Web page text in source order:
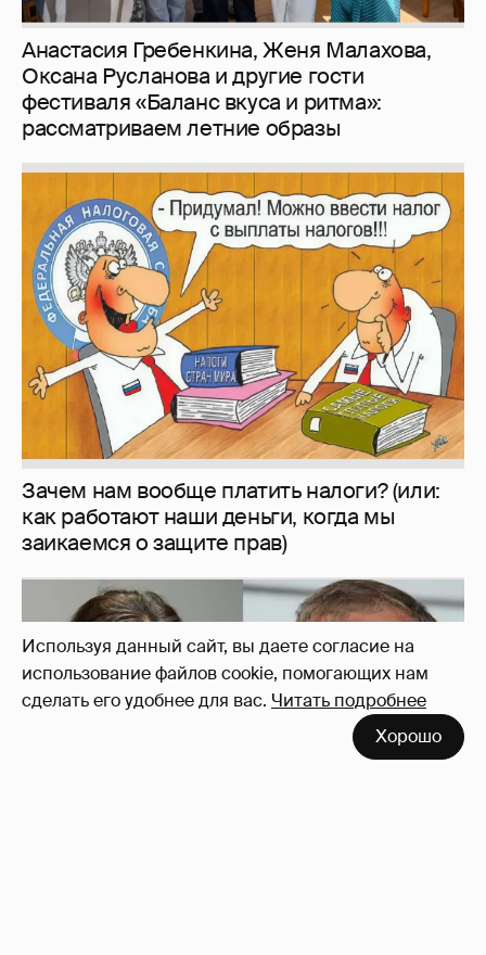
Используя данный сайт, вы даете согласие на
использование файлов cookie, помогающих нам
сделать его удобнее для вас. Читать подробнее
Хорошо
Зачем нам вообще платить налоги? (или:
как работают наши деньги, когда мы
заикаемся о защите прав)
И снова невеста